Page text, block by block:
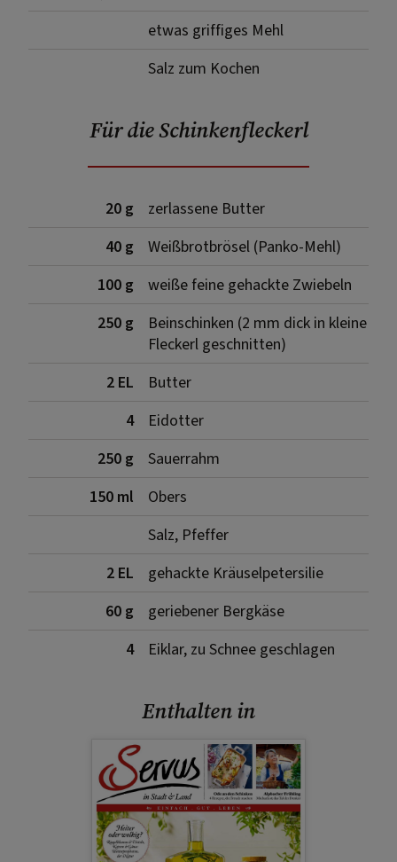
etwas griffiges Mehl
Salz zum Kochen
Für die Schinkenfleckerl
20 g
zerlassene Butter
40 g
Weißbrotbrösel (Panko-Mehl)
100 g
weiße feine gehackte Zwiebeln
250 g
Beinschinken (2 mm dick in kleine
Fleckerl geschnitten)
2 EL
Butter
4
Eidotter
250 g
Sauerrahm
150 ml
Obers
Salz, Pfeffer
2 EL
gehackte Kräuselpetersilie
60 g
geriebener Bergkäse
4
Eiklar, zu Schnee geschlagen
Enthalten in